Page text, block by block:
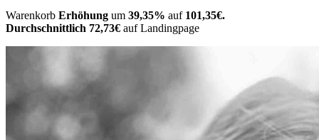
Warenkorb Erhöhung um 39,35% auf101,35€.
Durchschnittlich 72,73€ auf Landingpage